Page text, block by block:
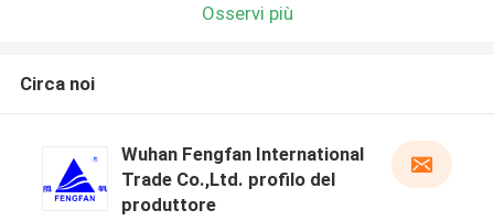
Osservi più
Circa noi
Wuhan Fengfan International
Trade Co.,Ltd. profilo del
produttore